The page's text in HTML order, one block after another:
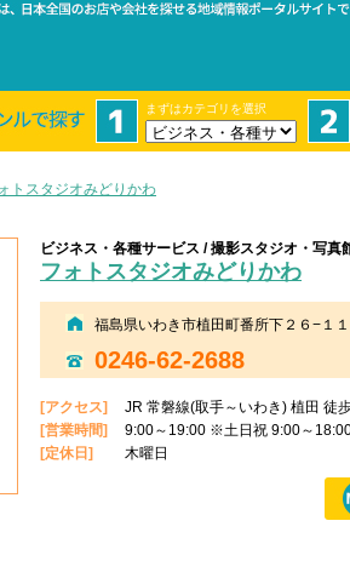
まずはカテゴリを選択
トスタジオみどりかわ
ビジネス・各種サービス / 撮影スタジオ・写真
フォトスタジオみどりかわ
福島県いわき市植田町番所下２６−１１
0246-62-2688
[アクセス]
JR 常磐線(取手～いわき) 植田 徒
[営業時間]
9:00～19:00 ※土日祝 9:00～
[定休日]
木曜日